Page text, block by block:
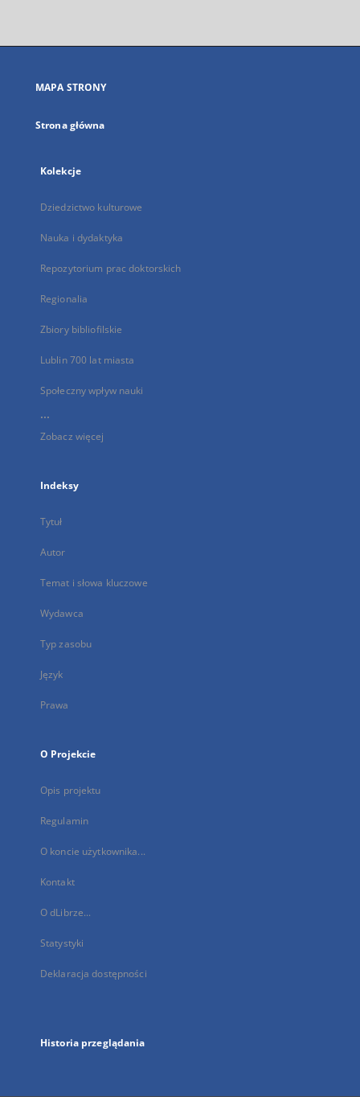
się
karcie
MAPA STRONY
Strona główna
Kolekcje
Dziedzictwo kulturowe
Nauka i dydaktyka
Repozytorium prac doktorskich
Regionalia
Zbiory bibliofilskie
Lublin 700 lat miasta
Społeczny wpływ nauki
...
Zobacz więcej
Indeksy
Tytuł
Autor
Temat i słowa kluczowe
Wydawca
Typ zasobu
Język
Prawa
O Projekcie
Opis projektu
Regulamin
O koncie użytkownika...
Kontakt
O dLibrze...
Statystyki
Deklaracja dostępności
Historia przeglądania